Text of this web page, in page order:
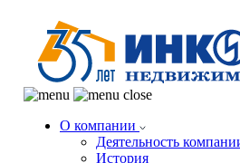
О компании
Деятельность
История